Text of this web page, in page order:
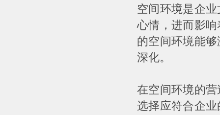
空间环境是企
心情，进而影
的空间环境能
深化。
在空间环境的
选择应符合企